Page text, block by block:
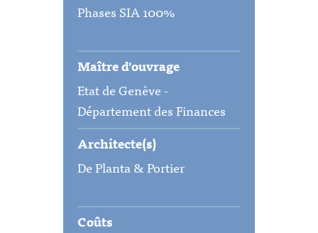
Phases SIA 100%
Maître d'ouvrage
Etat de Genève -
Département des Finances
Architecte(s)
De Planta & Portier
Coûts